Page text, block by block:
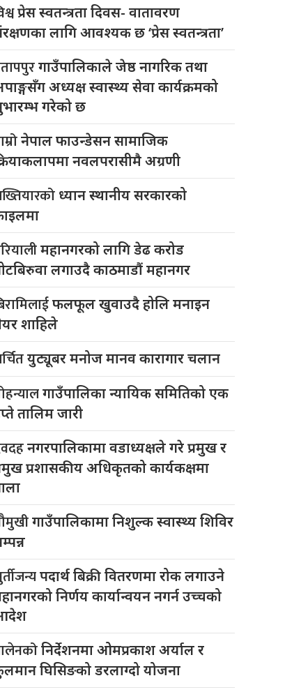
प्रेस स्वतन्त्रता दिवस- वातावरण
लागि आवश्यक छ ‘प्रेस स्वतन्त्रता’
गाउँपालिकाले जेष्ठ नागरिक तथा
अध्यक्ष स्वास्थ्य सेवा कार्यक्रमको
गरेको छ
नेपाल फाउन्डेसन सामाजिक
नवलपरासीमै अग्रणी
ध्यान स्थानीय सरकारको
महानगरको लागि डेढ करोड
लगाउदै काठमाडौं महानगर
फलफूल खुवाउदै होलि मनाइन
शाहिले
युट्यूबर मनोज मानव कारागार चलान
गाउँपालिका न्यायिक समितिको एक
तालिम जारी
नगरपालिकामा वडाध्यक्षले गरे प्रमुख र
प्रशासकीय अधिकृतको कार्यकक्षमा
गाउँपालिकामा निशुल्क स्वास्थ्य शिविर
पदार्थ बिक्री वितरणमा रोक लगाउने
निर्णय कार्यान्वयन नगर्न उच्चको
निर्देशनमा ओमप्रकाश अर्याल र
घिसिङको डरलाग्दो योजना